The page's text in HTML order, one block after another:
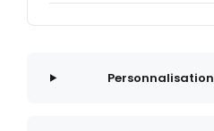
Personnalisation